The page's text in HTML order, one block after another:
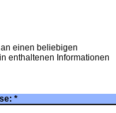
einen beliebigen
enthaltenen Informationen
*